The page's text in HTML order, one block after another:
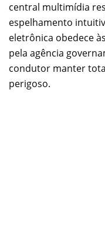
central multimídia
espelhamento
eletrônica obedece
pela agência
condutor manter
perigoso.